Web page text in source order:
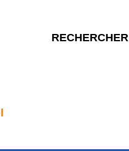
RECHERCHER